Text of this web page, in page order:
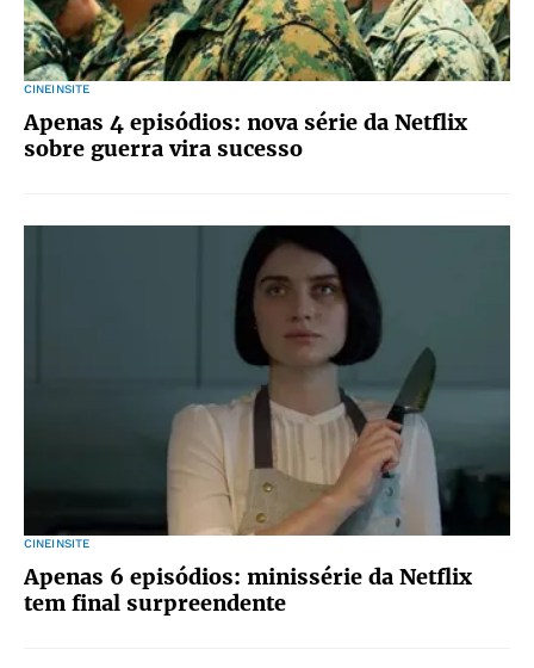
CINEINSITE
Apenas 4 episódios: nova série da Netflix
sobre guerra vira sucesso
CINEINSITE
Apenas 6 episódios: minissérie da Netflix
tem final surpreendente